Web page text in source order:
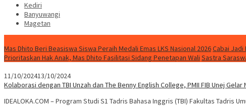
Kediri
Banyuwangi
Magetan
Mas Dhito Beri Beasiswa Siswa Peraih Medali Emas LKS Nasional 2026Cabai Jadi
Prioritaskan Hak Anak, Mas Dhito Fasilitasi Sidang Penetapan Wali Sastra
11/10/202413/10/2024
Kolaborasi dengan TBI Unzah dan The Benny English College, PMII FIB Unej Gelar
IDEALOKA.COM – Program Studi S1 Tadris Bahasa Inggris (TBI) Fakultas Tadris